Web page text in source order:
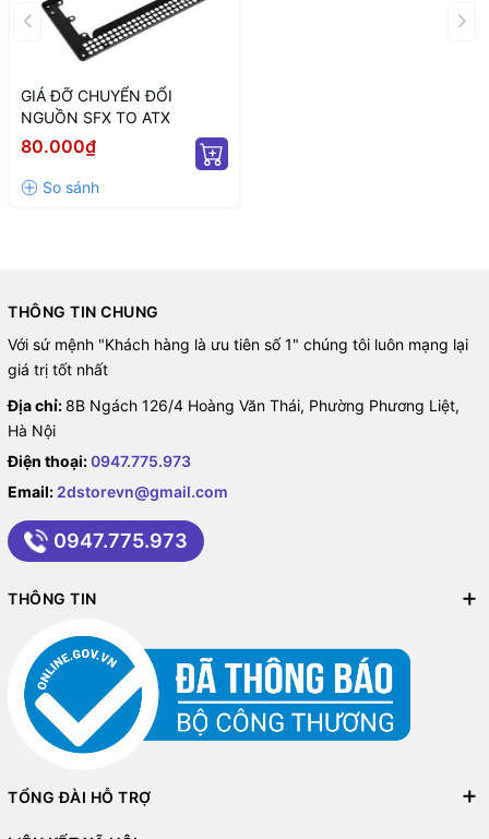
GIÁ ĐỠ CHUYỂN ĐỔI
NGUỒN SFX TO ATX
80.000₫
THÔNG TIN CHUNG
Với sứ mệnh "Khách hàng là ưu tiên số 1" chúng tôi luôn mạng lại
giá trị tốt nhất
Địa chỉ: 8B Ngách 126/4 Hoàng Văn Thái, Phường Phương Liệt,
Hà Nội
Điện thoại:0947.775.973
Email: 2dstorevn@gmail.com
0947.775.973
THÔNG TIN
TỔNG ĐÀI HỖ TRỢ